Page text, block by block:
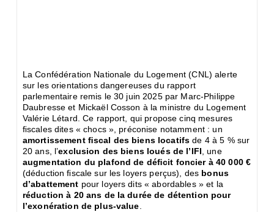
La Confédération Nationale du Logement (CNL) alerte
sur les orientations dangereuses du rapport
parlementaire remis le 30 juin 2025 par Marc-Philippe
Daubresse et Mickaël Cosson à la ministre du Logement
Valérie Létard. Ce rapport, qui propose cinq mesures
ﬁscales dites « chocs », préconise notamment : un
amortissement ﬁscal des biens locatifsde 4 à 5 % sur
20 ans, l’exclusion des biens loués de l’IFI, une
augmentation du plafond de déﬁcit foncier à 40 000 €
(déduction ﬁscale sur les loyers perçus), des bonus
d’abattement pour loyers dits « abordables » et la
réduction à 20 ans de la durée de détention pour
l’exonération de plus-value.